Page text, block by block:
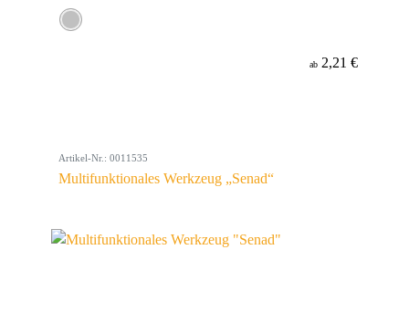
ab 2,21 €
Artikel-Nr.: 0011535
Multifunktionales Werkzeug „Senad“